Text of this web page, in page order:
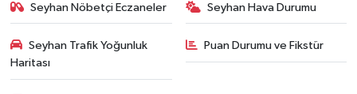
Seyhan Nöbetçi Eczaneler Seyhan Hava Durumu
Seyhan Trafik Yoğunluk
Haritası
Puan Durumu ve Fikstür